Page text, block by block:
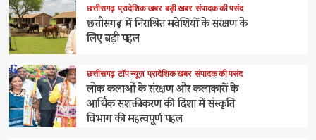
छत्तीसगढ़ प्रादेशिक खबर बड़ी खबर संपादक की पसंद
छत्तीसगढ़ में निराश्रित मवेशियों के संरक्षण के
लिए बड़ी पहल
छत्तीसगढ़ टॉप न्यूज़ प्रादेशिक खबर संपादक की पसंद
लोक कलाओं के संरक्षण और कलाकारों के
आर्थिक सशक्तीकरण की दिशा में संस्कृति
विभाग की महत्वपूर्ण पहल